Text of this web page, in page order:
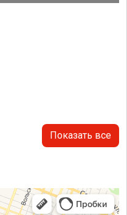
Показать все